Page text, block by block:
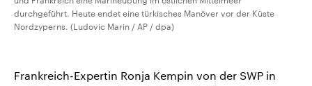
durchgeführt. Heute endet eine türkisches Manöver vor der Küste
Nordzyperns. (Ludovic Marin / AP / dpa)
Frankreich-Expertin Ronja Kempin von der SWP in